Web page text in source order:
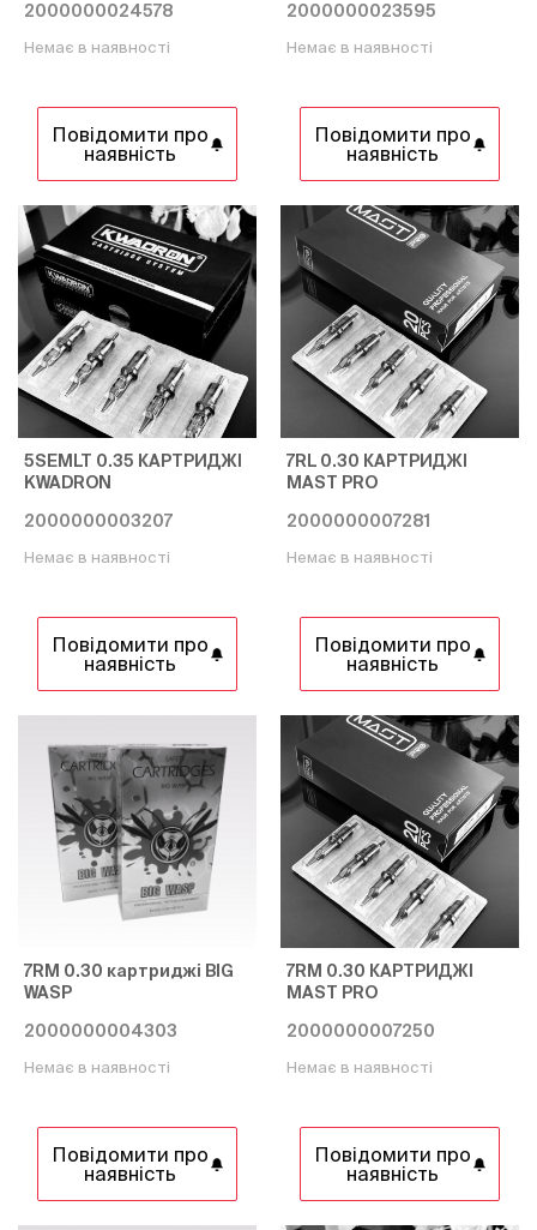
2000000024578
Немає в наявності
Повідомити про
наявність
2000000023595
Немає в наявності
Повідомити про
наявність
5SEMLT 0.35 КАРТРИДЖІ
KWADRON
2000000003207
Немає в наявності
Повідомити про
наявність
7RL 0.30 КАРТРИДЖІ
MAST PRO
2000000007281
Немає в наявності
Повідомити про
наявність
7RM 0.30 картриджі BIG
WASP
2000000004303
Немає в наявності
Повідомити про
наявність
7RM 0.30 КАРТРИДЖІ
MAST PRO
2000000007250
Немає в наявності
Повідомити про
наявність